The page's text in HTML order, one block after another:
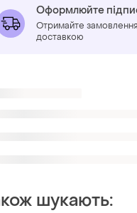
Оформлюйте
Отримайте
доставкою
шукають: